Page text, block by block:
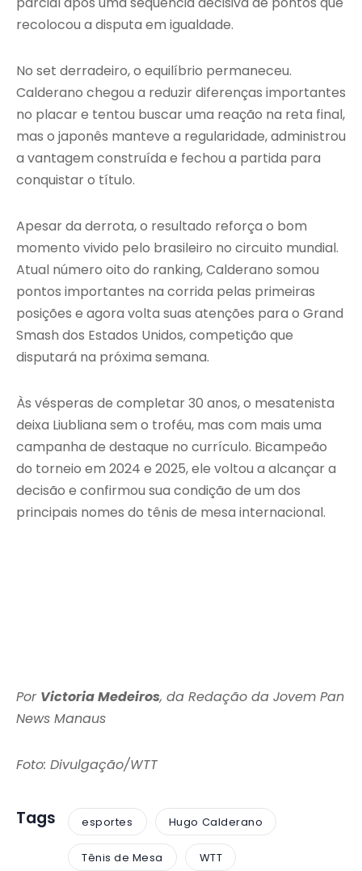
recolocou a disputa em igualdade.
No set derradeiro, o equilíbrio permaneceu.
Calderano chegou a reduzir diferenças importantes
no placar e tentou buscar uma reação na reta final,
mas o japonês manteve a regularidade, administrou
a vantagem construída e fechou a partida para
conquistar o título.
Apesar da derrota, o resultado reforça o bom
momento vivido pelo brasileiro no circuito mundial.
Atual número oito do ranking, Calderano somou
pontos importantes na corrida pelas primeiras
posições e agora volta suas atenções para o Grand
Smash dos Estados Unidos, competição que
disputará na próxima semana.
Às vésperas de completar 30 anos, o mesatenista
deixa Liubliana sem o troféu, mas com mais uma
campanha de destaque no currículo. Bicampeão
do torneio em 2024 e 2025, ele voltou a alcançar a
decisão e confirmou sua condição de um dos
principais nomes do tênis de mesa internacional.
Por Victoria Medeiros, da Redação da Jovem Pan
News Manaus
Foto: Divulgação/WTT
Tags esportes Hugo Calderano
Tênis de Mesa WTT